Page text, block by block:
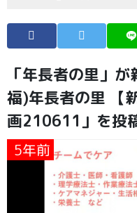
「年長者の里」
福)年長者の里 【
画210611」を投
5年前